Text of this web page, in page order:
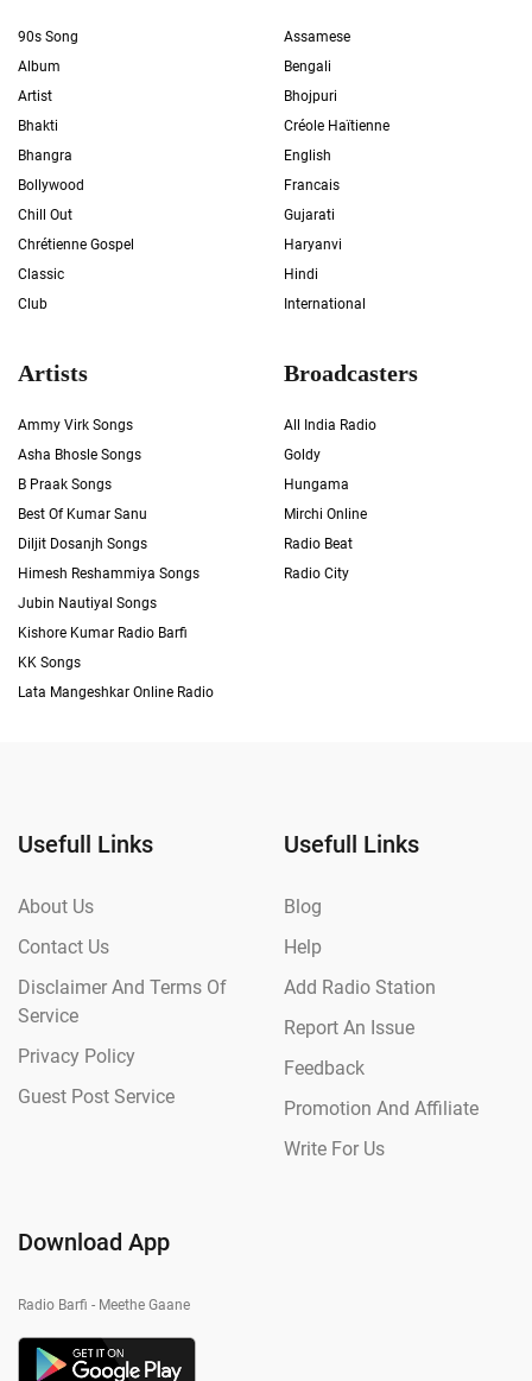
90s Song
Album
Artist
Bhakti
Bhangra
Bollywood
Chill Out
Chrétienne Gospel
Classic
Club
Assamese
Bengali
Bhojpuri
Créole Haïtienne
English
Francais
Gujarati
Haryanvi
Hindi
International
Artists
Ammy Virk Songs
Asha Bhosle Songs
B Praak Songs
Best Of Kumar Sanu
Diljit Dosanjh Songs
Himesh Reshammiya Songs
Jubin Nautiyal Songs
Kishore Kumar Radio Barfi
KK Songs
Lata Mangeshkar Online Radio
Broadcasters
All India Radio
Goldy
Hungama
Mirchi Online
Radio Beat
Radio City
Usefull Links
About Us
Contact Us
Disclaimer And Terms Of
Service
Privacy Policy
Guest Post Service
Usefull Links
Blog
Help
Add Radio Station
Report An Issue
Feedback
Promotion And Affiliate
Write For Us
Download App
Radio Barfi - Meethe Gaane